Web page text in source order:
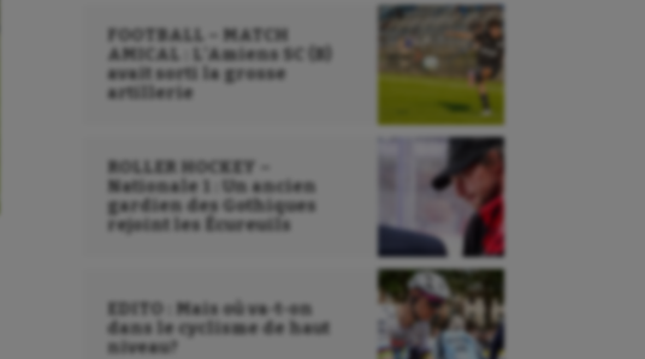
FOOTBALL – MATCH
AMICAL : L’Amiens SC (B)
avait sorti la grosse
artillerie
ROLLER HOCKEY –
Nationale 1 : Un ancien
gardien des Gothiques
rejoint les Écureuils
EDITO : Mais où va-t-on
dans le cyclisme de haut
niveau?